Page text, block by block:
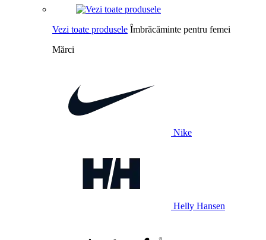
Vezi toate produsele Îmbrăcăminte pentru femei
Mărci
Nike
Helly Hansen